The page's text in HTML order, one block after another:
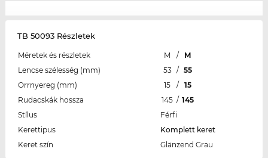
TB 50093 Részletek
Méretek és részletek M /
M
Lencse szélesség (mm)
53 / 55
Orrnyereg (mm)
15 /
15
Rudacskák hossza
145 / 145
Stílus
Férfi
Kerettipus
Komplett keret
Keret szín
Glänzend Grau